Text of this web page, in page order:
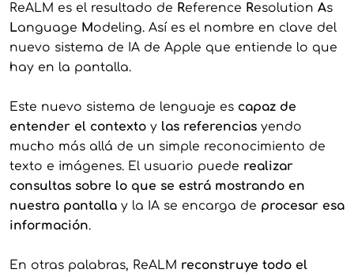
ReALM es el resultado de Reference Resolution As
Language Modeling. Así es el nombre en clave del
nuevo sistema de IA de Apple que entiende lo que
hay en la pantalla.
Este nuevo sistema de lenguaje es capaz de
entender el contextoy las referenciasyendo
mucho más allá de un simple reconocimiento de
texto e imágenes. El usuario puede realizar
consultas sobre lo que se estrá mostrando en
nuestra pantallay la IA se encarga de procesar esa
información.
En otras palabras, ReALM reconstruye todo el